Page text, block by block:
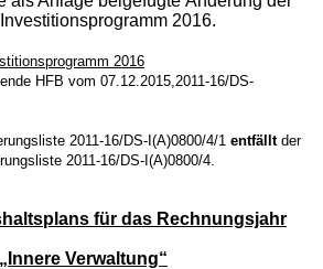
2016.
2016
HFB vom 07.12.2015,2011-16/DS-
2011-16/DS-I(A)0800/4/1 entfälltder
2011-16/DS-I(A)0800/4.
für das Rechnungsjahr
Verwaltung“